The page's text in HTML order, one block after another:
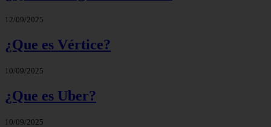
12/09/2025
¿Que es Vértice?
10/09/2025
¿Que es Uber?
10/09/2025